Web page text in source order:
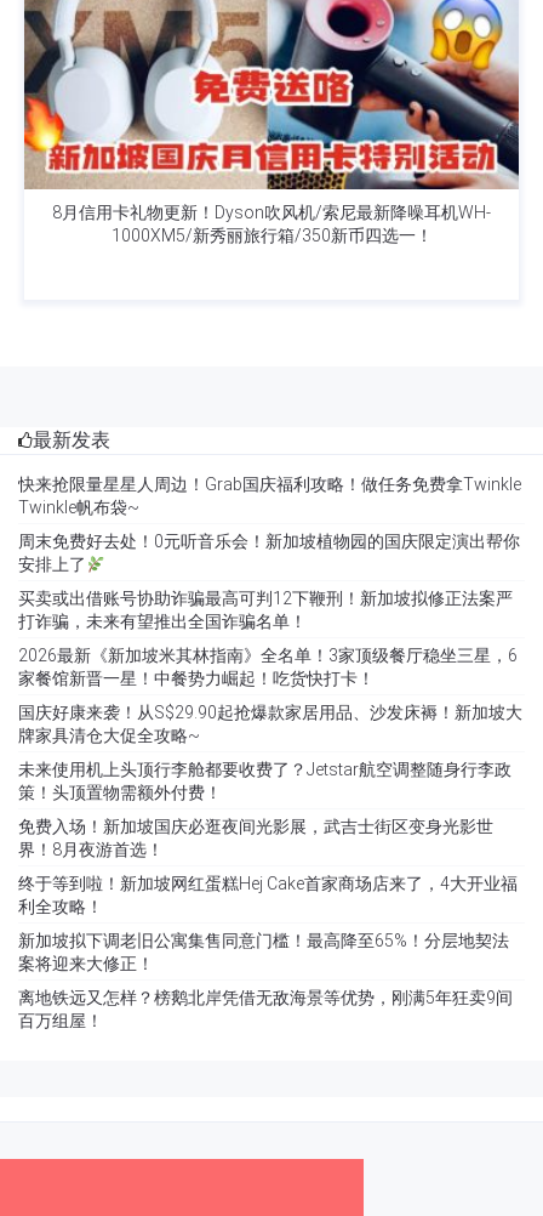
8月信用卡礼物更新！Dyson吹风机/索尼最新降噪耳机WH-
1000XM5/新秀丽旅行箱/350新币四选一！
最新发表
快来抢限量星星人周边！Grab国庆福利攻略！做任务免费拿Twinkle
Twinkle帆布袋~
周末免费好去处！0元听音乐会！新加坡植物园的国庆限定演出帮你
安排上了
买卖或出借账号协助诈骗最高可判12下鞭刑！新加坡拟修正法案严
打诈骗，未来有望推出全国诈骗名单！
2026最新《新加坡米其林指南》全名单！3家顶级餐厅稳坐三星，6
家餐馆新晋一星！中餐势力崛起！吃货快打卡！
国庆好康来袭！从S$29.90起抢爆款家居用品、沙发床褥！新加坡大
牌家具清仓大促全攻略~
未来使用机上头顶行李舱都要收费了？Jetstar航空调整随身行李政
策！头顶置物需额外付费！
免费入场！新加坡国庆必逛夜间光影展，武吉士街区变身光影世
界！8月夜游首选！
终于等到啦！新加坡网红蛋糕Hej Cake首家商场店来了，4大开业福
利全攻略！
新加坡拟下调老旧公寓集售同意门槛！最高降至65%！分层地契法
案将迎来大修正！
离地铁远又怎样？榜鹅北岸凭借无敌海景等优势，刚满5年狂卖9间
百万组屋！